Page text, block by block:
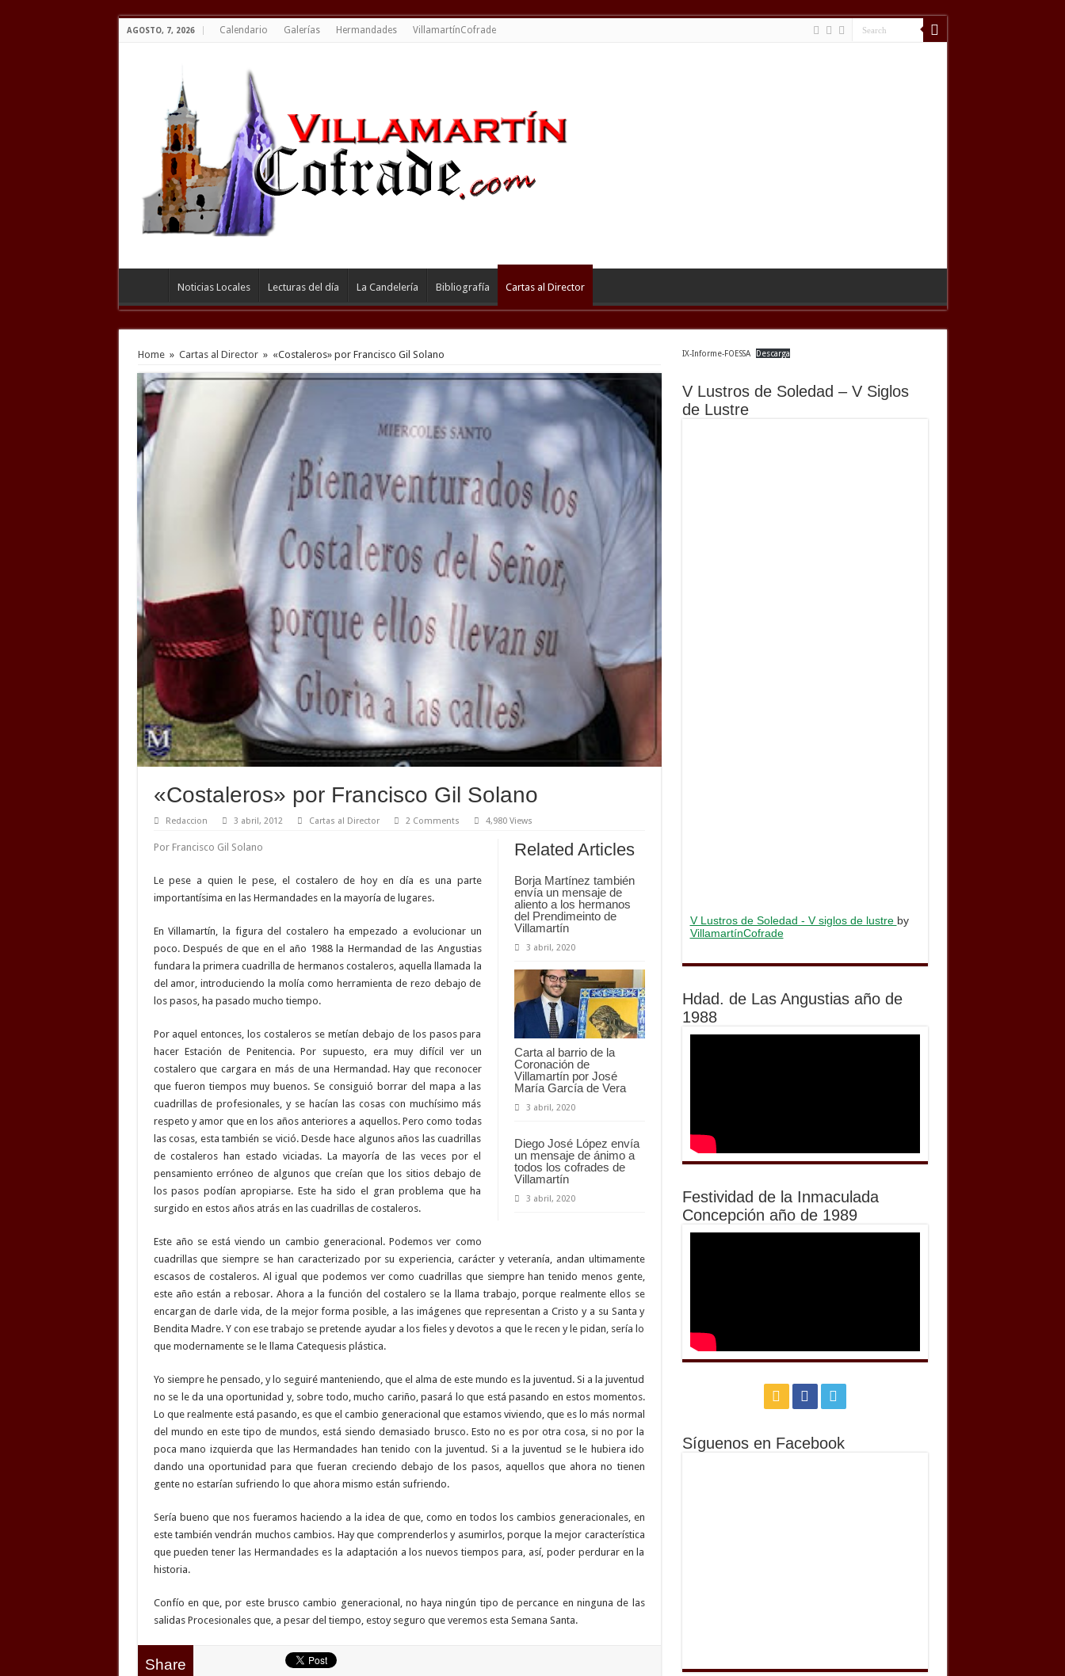
AGOSTO, 7, 2026 Calendario Galerías Hermandades VillamartínCofrade
Noticias Locales Lecturas del día La Candelería Bibliografía Cartas al Director
Home » Cartas al Director » «Costaleros» por Francisco Gil Solano
«Costaleros» por Francisco Gil Solano
Redaccion 3 abril, 2012 Cartas al Director 2 Comments 4,980 Views
Related Articles
Borja Martínez también
envía un mensaje de
aliento a los hermanos
del Prendimeinto de
Villamartín
3 abril, 2020
Carta al barrio de la
Coronación de
Villamartín por José
María García de Vera
3 abril, 2020
Diego José López envía
un mensaje de ánimo a
todos los cofrades de
Villamartín
3 abril, 2020
Por Francisco Gil Solano
Le pese a quien le pese, el costalero de hoy en día es una parte
importantísima en las Hermandades en la mayoría de lugares.
En Villamartín, la figura del costalero ha empezado a evolucionar un
poco. Después de que en el año 1988 la Hermandad de las Angustias
fundara la primera cuadrilla de hermanos costaleros, aquella llamada la
del amor, introduciendo la molía como herramienta de rezo debajo de
los pasos, ha pasado mucho tiempo.
Por aquel entonces, los costaleros se metían debajo de los pasos para
hacer Estación de Penitencia. Por supuesto, era muy difícil ver un
costalero que cargara en más de una Hermandad. Hay que reconocer
que fueron tiempos muy buenos. Se consiguió borrar del mapa a las
cuadrillas de profesionales, y se hacían las cosas con muchísimo más
respeto y amor que en los años anteriores a aquellos. Pero como todas
las cosas, esta también se vició. Desde hace algunos años las cuadrillas
de costaleros han estado viciadas. La mayoría de las veces por el
pensamiento erróneo de algunos que creían que los sitios debajo de
los pasos podían apropiarse. Este ha sido el gran problema que ha
surgido en estos años atrás en las cuadrillas de costaleros.
Este año se está viendo un cambio generacional. Podemos ver como
cuadrillas que siempre se han caracterizado por su experiencia, carácter y veteranía, andan ultimamente
escasos de costaleros. Al igual que podemos ver como cuadrillas que siempre han tenido menos gente,
este año están a rebosar. Ahora a la función del costalero se la llama trabajo, porque realmente ellos se
encargan de darle vida, de la mejor forma posible, a las imágenes que representan a Cristo y a su Santa y
Bendita Madre. Y con ese trabajo se pretende ayudar a los fieles y devotos a que le recen y le pidan, sería lo
que modernamente se le llama Catequesis plástica.
Yo siempre he pensado, y lo seguiré manteniendo, que el alma de este mundo es la juventud. Si a la juventud
no se le da una oportunidad y, sobre todo, mucho cariño, pasará lo que está pasando en estos momentos.
Lo que realmente está pasando, es que el cambio generacional que estamos viviendo, que es lo más normal
del mundo en este tipo de mundos, está siendo demasiado brusco. Esto no es por otra cosa, si no por la
poca mano izquierda que las Hermandades han tenido con la juventud. Si a la juventud se le hubiera ido
dando una oportunidad para que fueran creciendo debajo de los pasos, aquellos que ahora no tienen
gente no estarían sufriendo lo que ahora mismo están sufriendo.
Sería bueno que nos fueramos haciendo a la idea de que, como en todos los cambios generacionales, en
este también vendrán muchos cambios. Hay que comprenderlos y asumirlos, porque la mejor característica
que pueden tener las Hermandades es la adaptación a los nuevos tiempos para, así, poder perdurar en la
historia.
Confío en que, por este brusco cambio generacional, no haya ningún tipo de percance en ninguna de las
salidas Procesionales que, a pesar del tiempo, estoy seguro que veremos esta Semana Santa.
Share
IX-Informe-FOESSA Descarga
V Lustros de Soledad – V Siglos
de Lustre
V Lustros de Soledad - V siglos de lustre by
VillamartínCofrade
Hdad. de Las Angustias año de
1988
Festividad de la Inmaculada
Concepción año de 1989
Síguenos en Facebook